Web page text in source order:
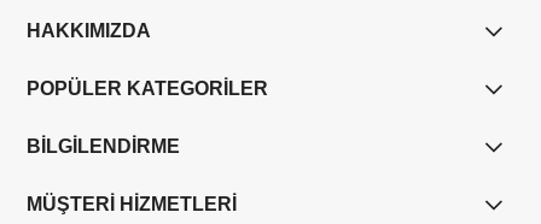
HAKKIMIZDA
POPÜLER KATEGORİLER
BİLGİLENDİRME
MÜŞTERİ HİZMETLERİ